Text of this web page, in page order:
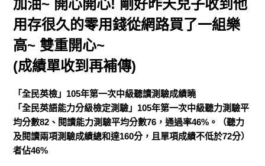
加油~ 開心開心! 剛好昨天兒子收到他
用存很久的零用錢從網路買了一組樂
高~ 雙重開心~
(成績單收到再補傳)
「全民英檢」105年第一次中級聽讀測驗成績曉
「全民英語能力分級檢定測驗」105年第一次中級聽力測驗平
均分數82、閱讀能力測驗平均分數76，通過率46%。（聽力
及閱讀兩項測驗成績總和達160分，且單項成績不低於72分）
者佔46%